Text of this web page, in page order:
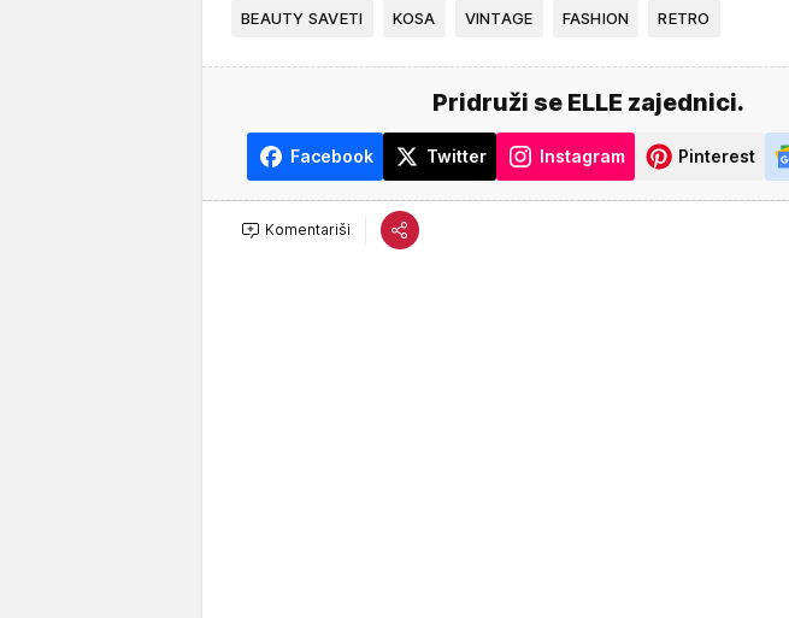
BEAUTY SAVETI KOSA VINTAGE FASHION RETRO
Pridruži se ELLE zajednici.
Facebook Twitter Instagram Pinterest
Komentariši